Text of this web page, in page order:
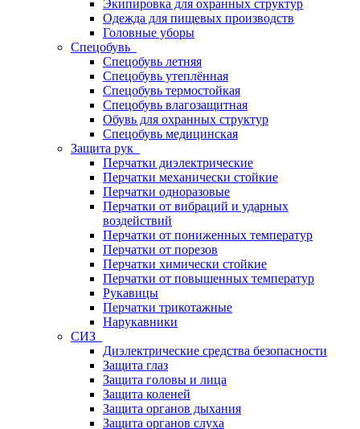
Экипировка для охранных структур
Одежда для пищевых производств
Головные уборы
Спецобувь
Спецобувь летняя
Спецобувь утеплённая
Спецобувь термостойкая
Спецобувь влагозащитная
Обувь для охранных структур
Спецобувь медицинская
Защита рук
Перчатки диэлектрические
Перчатки механически стойкие
Перчатки одноразовые
Перчатки от вибраций и ударных
воздействий
Перчатки от пониженных температур
Перчатки от порезов
Перчатки химически стойкие
Перчатки от повышенных температур
Рукавицы
Перчатки трикотажные
Нарукавники
СИЗ
Диэлектрические средства безопасности
Защита глаз
Защита головы и лица
Защита коленей
Защита органов дыхания
Защита органов слуха